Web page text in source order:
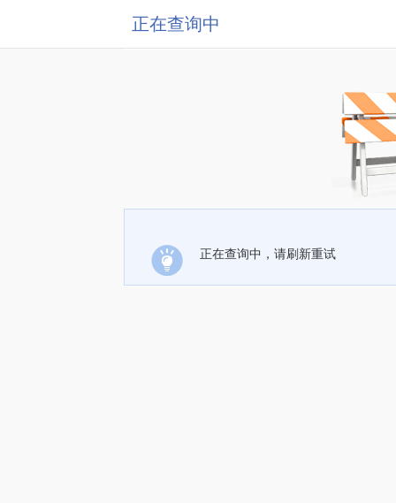
正在查询中
正在查询中，请刷新重试